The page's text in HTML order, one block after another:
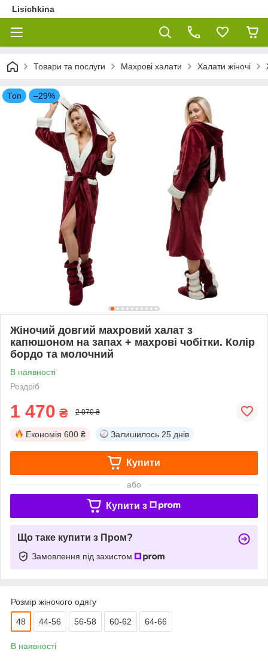
Lisichkina
Товари та послуги Махрові халати Халати жіночі
Топ –29%
Жіночий довгий махровий халат з
капюшоном на запах + махрові чобітки. Колір
бордо та молочний
В наявності
Роздріб
1 470 ₴ 2 070 ₴
Економія 600 ₴ Залишилось 25 днів
Купити
або
Купити з
Що таке купити з Пром?
Замовлення під захистом
Розмір жіночого одягу
48 44-56 56-58 60-62 64-66
В наявності